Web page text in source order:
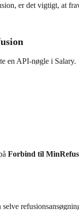
er det vigtigt, at
en API-nøgle i Salary.
Forbind til